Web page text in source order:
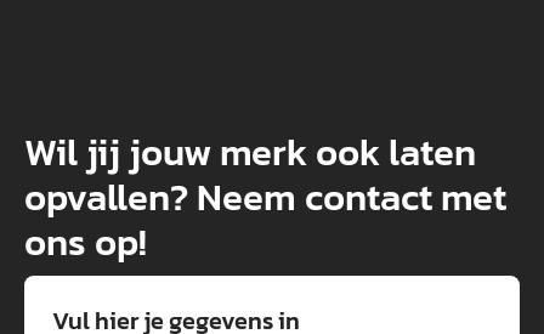
Wil jij jouw merk ook laten
opvallen? Neem contact met
ons op!
Vul hier je gegevens in